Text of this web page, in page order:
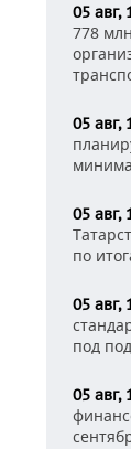
05 авг,
778
05 авг,
05 авг,
по
05 авг,
под
05 авг,